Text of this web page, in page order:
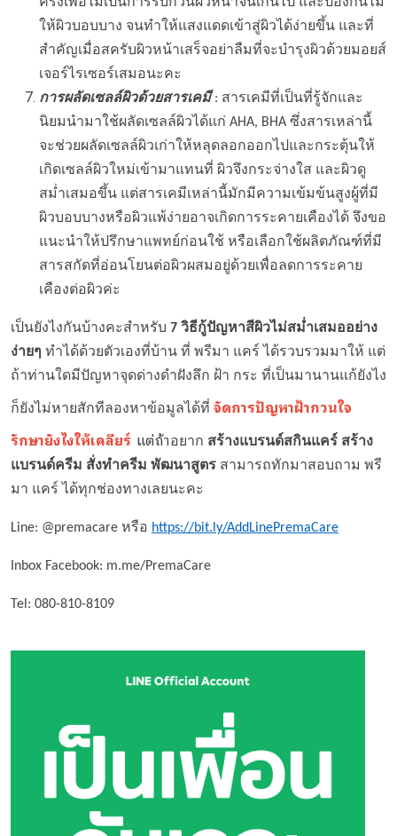
ให้ผิวบอบบาง จนทำให้แสงแดดเข้าสู่ผิวได้ง่ายขึ้น และที่
สำคัญเมื่อสครับผิวหน้าเสร็จอย่าลืมที่จะบำรุงผิวด้วยมอยส์
เจอร์ไรเซอร์เสมอนะคะ
การผลัดเซลล์ผิวด้วยสารเคมี: สารเคมีที่เป็นที่รู้จักและ
นิยมนำมาใช้ผลัดเซลล์ผิวได้แก่ AHA, BHA ซึ่งสารเหล่านี้
จะช่วยผลัดเซลล์ผิวเก่าให้หลุดลอกออกไปและกระตุ้นให้
เกิดเซลล์ผิวใหม่เข้ามาแทนที่ ผิวจึงกระจ่างใส และผิวดู
สม่ำเสมอขึ้น แต่สารเคมีเหล่านี้มักมีความเข้มข้นสูงผู้ที่มี
ผิวบอบบางหรือผิวแพ้ง่ายอาจเกิดการระคายเคืองได้ จึงขอ
แนะนำให้ปรึกษาแพทย์ก่อนใช้ หรือเลือกใช้ผลิตภัณฑ์ที่มี
สารสกัดที่อ่อนโยนต่อผิวผสมอยู่ด้วยเพื่อลดการระคาย
เคืองต่อผิวค่ะ
เป็นยังไงกันบ้างคะสำหรับ 7 วิธีกู้ปัญหาสีผิวไม่สม่ำเสมออย่าง
ง่ายๆ ทำได้ด้วยตัวเองที่บ้าน ที่ พรีมา แคร์ ได้รวบรวมมาให้ แต่
ถ้าท่านใดมีปัญหาจุดด่างดำฝังลึก ฝ้า กระ ที่เป็นมานานแก้ยังไง
ก็ยังไม่หายสักทีลองหาข้อมูลได้ที่ จัดการปัญหาฝ้ากวนใจ
รักษายังไงให้เคลียร์ แต่ถ้าอยาก สร้างแบรนด์สกินแคร์ สร้าง
แบรนด์ครีม สั่งทำครีม พัฒนาสูตร สามารถทักมาสอบถาม พรี
มา แคร์ ได้ทุกช่องทางเลยนะคะ
Line: @premacare หรือ https://bit.ly/AddLinePremaCare
Inbox Facebook: m.me/PremaCare
Tel: 080-810-8109